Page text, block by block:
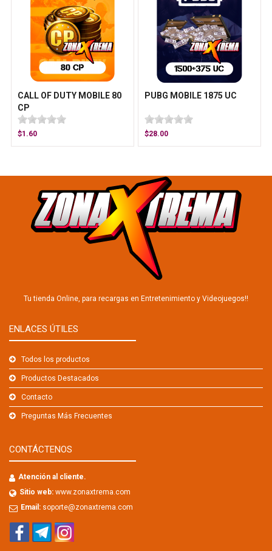
CALL OF DUTY MOBILE 80
CP
$1.60
PUBG MOBILE 1875 UC
$28.00
Tu tienda Online, para recargas en Entretenimiento y Videojuegos!!
ENLACES ÚTILES
Todos los productos
Productos Destacados
Contacto
Preguntas Más Frecuentes
CONTÁCTENOS
Atención al cliente.
Sitio web: www.zonaxtrema.com
Email: soporte@zonaxtrema.com